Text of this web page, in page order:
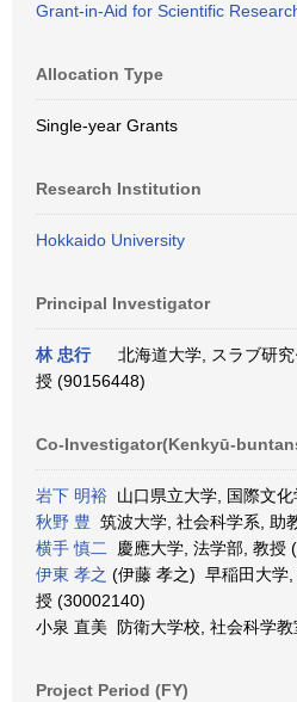
Grant-in-Aid for Scientific
Allocation Type
Single-year Grants
Research Institution
Hokkaido University
Principal Investigator
林 忠行
北海道大学, スラブ研
授 (90156448)
Co-Investigator(Kenkyū-
岩下 明裕 山口県立大学, 国際文
秋野 豊 筑波大学, 社会科学系, 助
横手 慎二
慶應大学, 法学部, 教授
伊東 孝之 (伊藤 孝之) 早稲田大学,
授 (30002140)
小泉 直美 防衛大学校, 社会科学教
Project Period (FY)